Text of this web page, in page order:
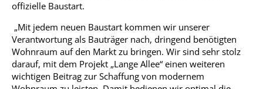
offizielle Baustart.
„Mit jedem neuen Baustart kommen wir unserer
Verantwortung als Bauträger nach, dringend benötigten
Wohnraum auf den Markt zu bringen. Wir sind sehr stolz
darauf, mit dem Projekt „Lange Allee“ einen weiteren
wichtigen Beitrag zur Schaffung von modernem